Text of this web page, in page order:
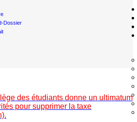
Dossier
des étudiants donne un ultimatum
pour supprimer la taxe